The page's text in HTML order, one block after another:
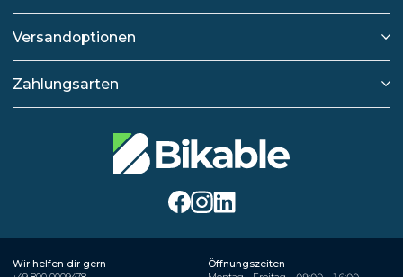
Versandoptionen
Zahlungsarten
Wir helfen dir gern
Öffnungszeiten